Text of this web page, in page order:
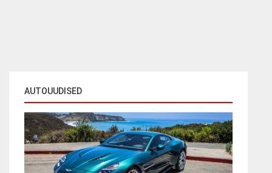
AUTOUUDISED